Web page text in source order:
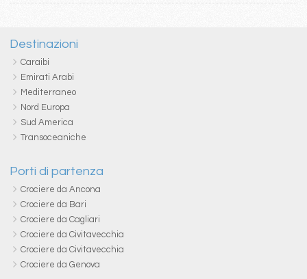
Destinazioni
Caraibi
Emirati Arabi
Mediterraneo
Nord Europa
Sud America
Transoceaniche
Porti di partenza
Crociere da Ancona
Crociere da Bari
Crociere da Cagliari
Crociere da Civitavecchia
Crociere da Civitavecchia
Crociere da Genova